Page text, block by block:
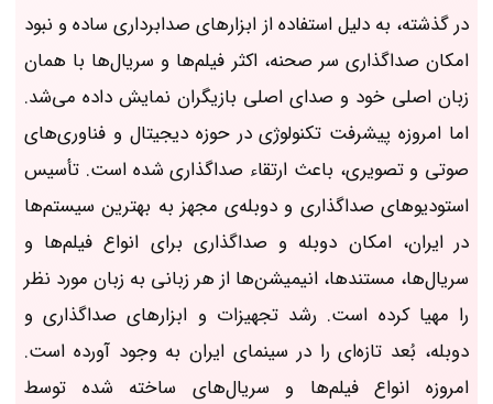
در گذشته، به دلیل استفاده از ابزارهای صدابرداری ساده و نبود
امکان صداگذاری سر صحنه، اکثر فیلم‌ها و سریال‌ها با همان
زبان اصلی خود و صدای اصلی بازیگران نمایش داده می‌شد.
اما امروزه پیشرفت تکنولوژی در حوزه دیجیتال و فناوری‌های
صوتی و تصویری، باعث ارتقاء صداگذاری شده است. تأسیس
استودیوهای صداگذاری و دوبله‌ی مجهز به بهترین سیستم‌ها
در ایران، امکان دوبله و صداگذاری برای انواع فیلم‌ها و
سریال‌ها، مستندها، انیمیشن‌ها از هر زبانی به زبان مورد نظر
را مهیا کرده است. رشد تجهیزات و ابزارهای صداگذاری و
دوبله، بُعد تازه‌ای را در سینمای ایران به وجود آورده است.
امروزه انواع فیلم‌ها و سریال‌های ساخته شده توسط